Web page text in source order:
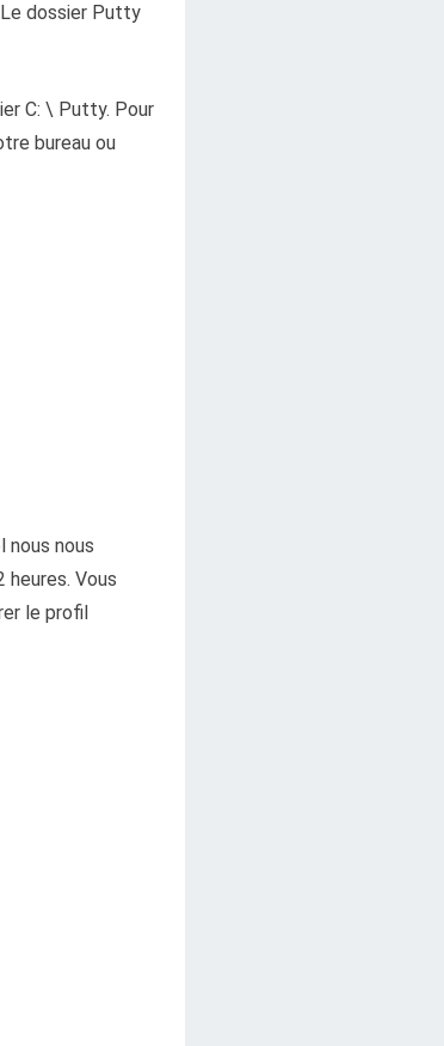
dossier Putty
C: \ Putty. Pour
bureau ou
nous nous
Vous
le profil